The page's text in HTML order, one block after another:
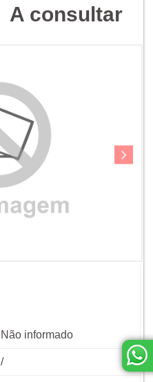
A consultar
Não informado
/